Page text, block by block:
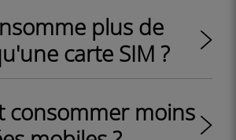
plus de
carte SIM ?
consommer moins